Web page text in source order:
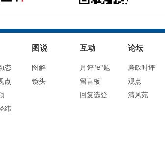
态
点
纬
图说
图解
镜头
互动
月评"e"题
留言板
回复选登
论坛
廉政时评
观点
清风苑